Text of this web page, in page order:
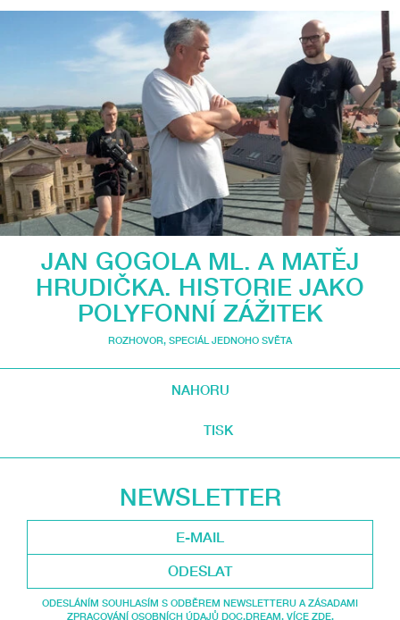
JAN GOGOLA ML. A MATĚJ
HRUDIČKA. HISTORIE JAKO
POLYFONNÍ ZÁŽITEK
ROZHOVOR, SPECIÁL JEDNOHO SVĚTA
NAHORU
TISK
NEWSLETTER
ODESLAT
ODESLÁNÍM SOUHLASÍM S ODBĚREM NEWSLETTERU A ZÁSADAMI
ZPRACOVÁNÍ OSOBNÍCH ÚDAJŮ DOC.DREAM. VÍCE ZDE.